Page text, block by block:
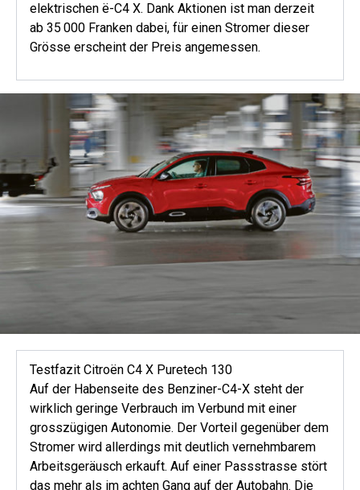
elektrischen ë-C4 X. Dank Aktionen ist man derzeit
ab 35 000 Franken dabei, für einen Stromer dieser
Grösse erscheint der Preis angemessen.
Testfazit Citroën C4 X Puretech 130
Auf der Habenseite des Benziner-C4-X steht der
wirklich geringe Verbrauch im Verbund mit einer
grosszügigen Autonomie. Der Vorteil gegenüber dem
Stromer wird allerdings mit deutlich vernehmbarem
Arbeitsgeräusch erkauft. Auf einer Passstrasse stört
das mehr als im achten Gang auf der Autobahn. Die